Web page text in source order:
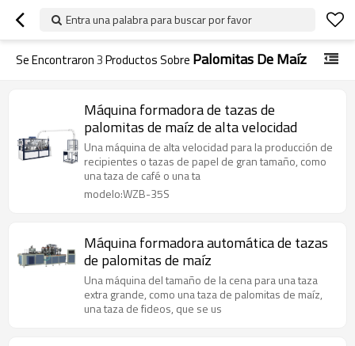
Entra una palabra para buscar por favor
Se Encontraron3Productos Sobre Palomitas De Maíz
Máquina formadora de tazas de
palomitas de maíz de alta velocidad
Una máquina de alta velocidad para la producción de
recipientes o tazas de papel de gran tamaño, como
una taza de café o una ta
modelo:WZB-35S
Máquina formadora automática de tazas
de palomitas de maíz
Una máquina del tamaño de la cena para una taza
extra grande, como una taza de palomitas de maíz,
una taza de fideos, que se us